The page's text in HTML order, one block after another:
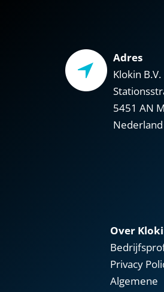
Adres
Klokin B.V.
5451 AN
Nederland
Over
Privacy
Algemene